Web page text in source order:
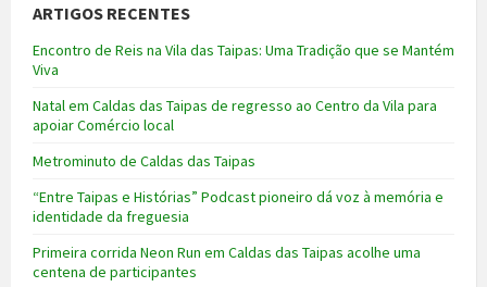
ARTIGOS RECENTES
Encontro de Reis na Vila das Taipas: Uma Tradição que se Mantém
Viva
Natal em Caldas das Taipas de regresso ao Centro da Vila para
apoiar Comércio local
Metrominuto de Caldas das Taipas
“Entre Taipas e Histórias” Podcast pioneiro dá voz à memória e
identidade da freguesia
Primeira corrida Neon Run em Caldas das Taipas acolhe uma
centena de participantes